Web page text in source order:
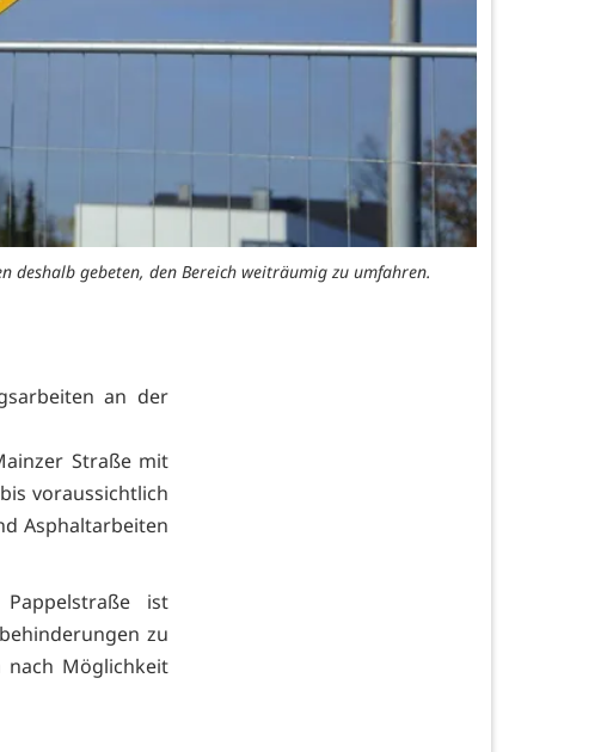
deshalb gebeten, den Bereich weiträumig zu umfahren.
an der
Straße mit
voraussichtlich
Asphaltarbeiten
ist
zu
nach Möglichkeit